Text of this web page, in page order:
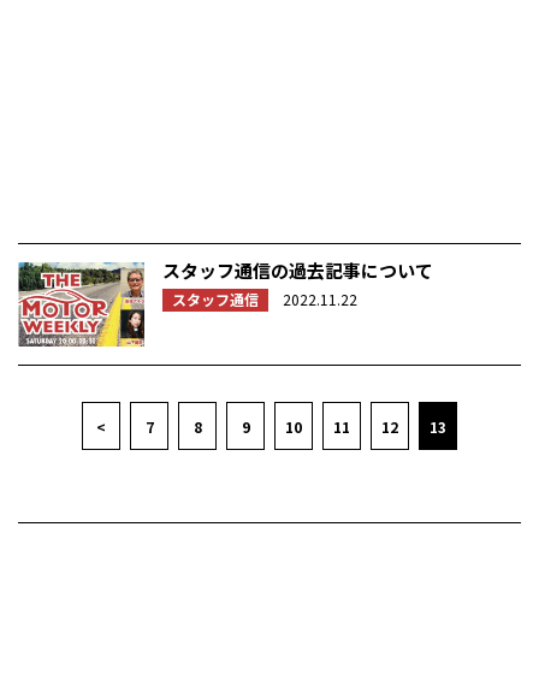
スタッフ通信の過去記事について
スタッフ通信 2022.11.22
< 7 8 9 10 11 12 13